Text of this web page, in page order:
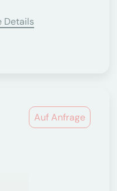
Details
Auf Anfrage